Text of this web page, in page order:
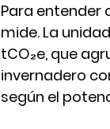
Para entender
mide. La
tCO₂e, que
invernadero
según el